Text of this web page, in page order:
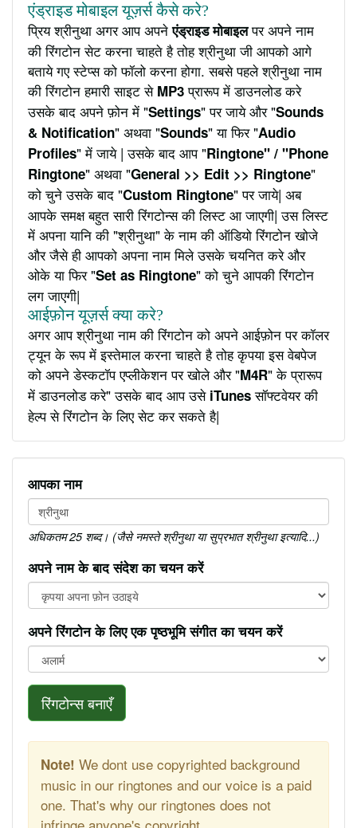
एंड्राइड मोबाइल यूज़र्स कैसे करे?
प्रिय श्रीनुथा अगर आप अपनेएंड्राइड मोबाइलपर अपने नाम
की रिंगटोन सेट करना चाहते है तोह श्रीनुथा जी आपको आगे
बताये गए स्टेप्स को फॉलो करना होगा. सबसे पहले श्रीनुथा नाम
की रिंगटोन हमारी साइट से MP3प्रारूप में डाउनलोड करे
उसके बाद अपने फ़ोन में "Settings" पर जाये और "Sounds
& Notification" अथवा "Sounds" या फिर "Audio
Profiles" में जाये | उसके बाद आप "Ringtone" / "Phone
Ringtone" अथवा "General >> Edit >> Ringtone"
को चुने उसके बाद "Custom Ringtone" पर जाये| अब
आपके समक्ष बहुत सारी रिंगटोन्स की लिस्ट आ जाएगी| उस लिस्ट
में अपना यानि की "श्रीनुथा" के नाम की ऑडियो रिंगटोन खोजे
और जैसे ही आपको अपना नाम मिले उसके चयनित करे और
ओके या फिर "Set as Ringtone" को चुने आपकी रिंगटोन
लग जाएगी|
आईफ़ोन यूज़र्स क्या करे?
अगर आप श्रीनुथा नाम की रिंगटोन को अपने आईफ़ोन पर कॉलर
ट्यून के रूप में इस्तेमाल करना चाहते है तोह कृपया इस वेबपेज
को अपने डेस्कटॉप एप्लीकेशन पर खोले और "M4R" के प्रारूप
में डाउनलोड करे" उसके बाद आप उसे iTunesसॉफ्टवेयर की
हेल्प से रिंगटोन के लिए सेट कर सकते है|
आपका नाम
अधिकतम 25 शब्द। (जैसे नमस्ते श्रीनुथा या सुप्रभात श्रीनुथा इत्यादि...)
अपने नाम के बाद संदेश का चयन करें
अपने रिंगटोन के लिए एक पृष्ठभूमि संगीत का चयन करें
रिंगटोन्स बनाएँ
Note! We dont use copyrighted background
music in our ringtones and our voice is a paid
one. That's why our ringtones does not
infringe anyone's copyright.